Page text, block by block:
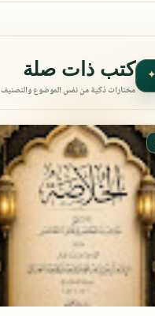
✦ كتب ذات صلة
مختارات ذكية من نفس الموضوع والتصنيف